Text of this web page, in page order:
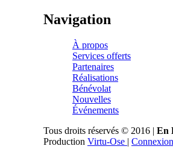
Navigation
À propos
Services offerts
Partenaires
Réalisations
Bénévolat
Nouvelles
Événements
Tous droits réservés © 2016 | En
Production Virtu-Ose | Connexion